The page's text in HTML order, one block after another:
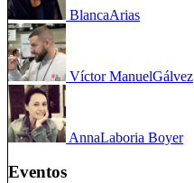
BlancaArias
Víctor ManuelGálvez
AnnaLaboria Boyer
Eventos